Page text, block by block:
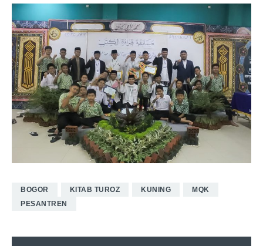
BOGOR KITAB TUROZ KUNING
MQK
PESANTREN